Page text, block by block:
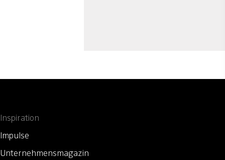
Inspiration
Impulse
Unternehmensmagazin